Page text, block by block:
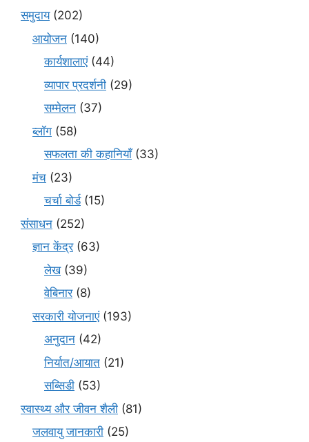
समुदाय(202)
आयोजन (140)
कार्यशालाएं(44)
व्यापार प्रदर्शनी (29)
सम्मेलन (37)
ब्लॉग (58)
सफलता की कहानियाँ(33)
मंच (23)
चर्चा बोर्ड(15)
संसाधन (252)
ज्ञान केंद्र(63)
लेख(39)
वेबिनार(8)
सरकारी योजनाएं(193)
अनुदान (42)
निर्यात/आयात (21)
सब्सिडी (53)
स्वास्थ्य और जीवन शैली (81)
जलवायु जानकारी (25)